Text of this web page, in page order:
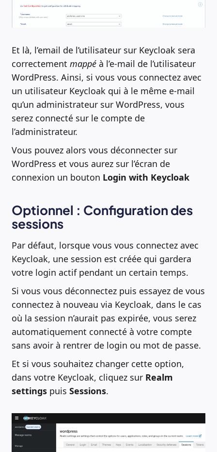
Et là, l’email de l’utilisateur sur Keycloak sera
correctement mappé à l’e-mail de l’utilisateur
WordPress. Ainsi, si vous vous connectez avec
un utilisateur Keycloak qui à le même e-mail
qu’un administrateur sur WordPress, vous
serez connecté sur le compte de
l’administrateur.
Vous pouvez alors vous déconnecter sur
WordPress et vous aurez sur l’écran de
connexion un bouton Login with Keycloak
Optionnel : Configuration des
sessions
Par défaut, lorsque vous vous connectez avec
Keycloak, une session est créée qui gardera
votre login actif pendant un certain temps.
Si vous vous déconnectez puis essayez de vous
connectez à nouveau via Keycloak, dans le cas
où la session n’aurait pas expirée, vous serez
automatiquement connecté à votre compte
sans avoir à rentrer de login ou mot de passe.
Et si vous souhaitez changer cette option,
dans votre Keycloak, cliquez sur Realm
settings puis Sessions.